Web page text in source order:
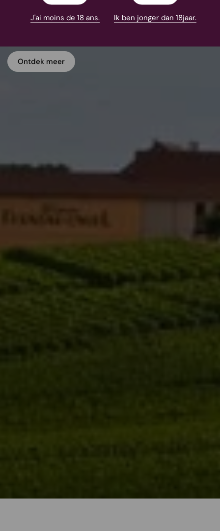
J'ai moins de 18 ans. Ik ben jonger dan 18jaar.
In 1949 vestigden Fernand en Elisa Engel zich in het dorp
Rorschwihr, midden in de Elzas, aan de voet van het
Ontdek meer